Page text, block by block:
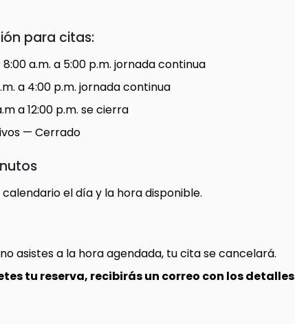
para citas:
a.m. a 5:00 p.m. jornada continua
a 4:00 p.m. jornada continua
a 12:00 p.m. se cierra
— Cerrado
el día y la hora disponible.
asistes a la hora agendada, tu cita se cancelará.
tu reserva, recibirás un correo con los detalles